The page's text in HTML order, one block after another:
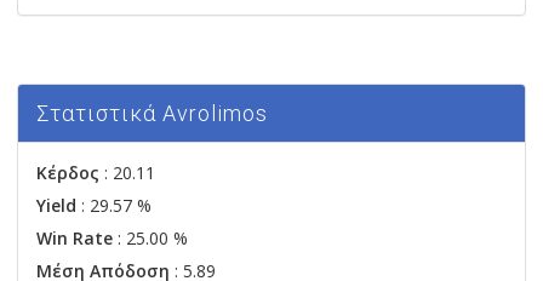
Στατιστικά Avrolimos
Κέρδος : 20.11
Yield : 29.57 %
Win Rate : 25.00 %
Μέση Απόδοση : 5.89